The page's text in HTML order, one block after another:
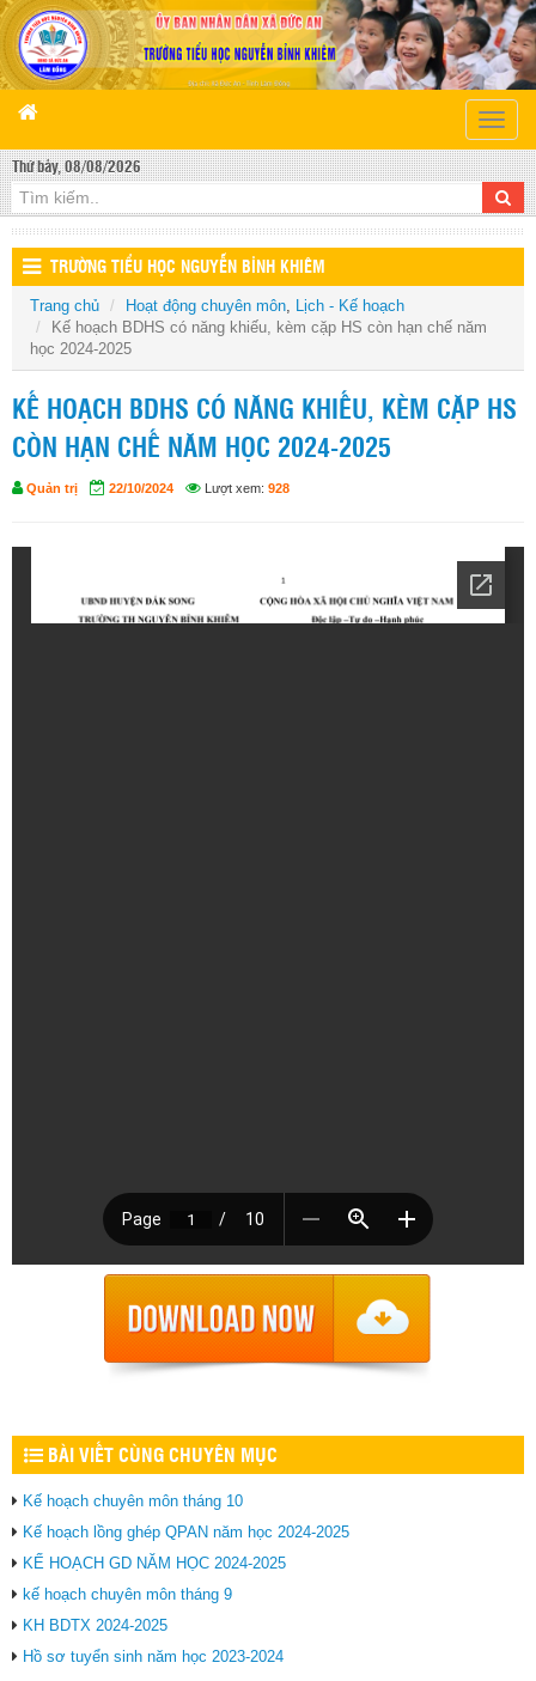
Toggle
Thứ bảy, 08/08/2026
TRƯỜNG TIỂU HỌC NGUYỄN BỈNH KHIÊM
Trang chủ Hoạt động chuyên môn Lịch - Kế hoạch
Kế hoạch BDHS có năng khiếu, kèm cặp HS còn hạn chế năm
học 2024-2025
KẾ HOẠCH BDHS CÓ NĂNG KHIẾU, KÈM CẶP HS
CÒN HẠN CHẾ NĂM HỌC 2024-2025
Quản trị 22/10/2024 Lượt xem: 928
BÀI VIẾT CÙNG CHUYÊN MỤC
Kế hoạch chuyên môn tháng 10
Kế hoạch lồng ghép QPAN năm học 2024-2025
KẾ HOẠCH GD NĂM HỌC 2024-2025
kế hoạch chuyên môn tháng 9
KH BDTX 2024-2025
Hồ sơ tuyển sinh năm học 2023-2024